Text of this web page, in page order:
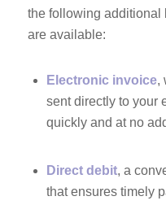
the following additional
are available:
Electronic invoice,
sent directly to your
quickly and at no
Direct debit, a
that ensures timely